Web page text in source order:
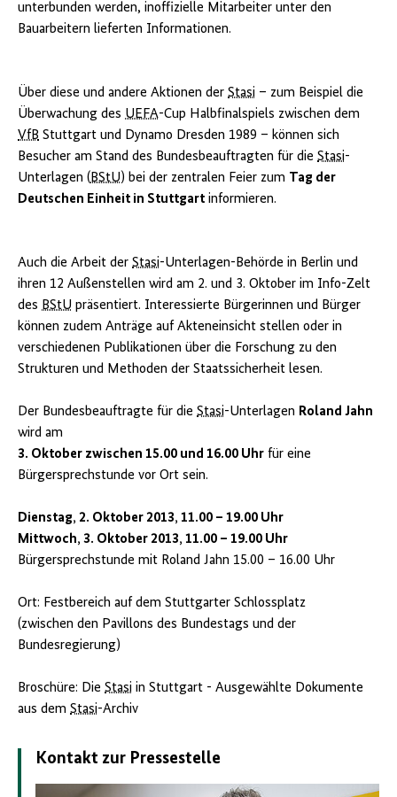
unterbunden werden, inoffizielle Mitarbeiter unter den
Bauarbeitern lieferten Informationen.
Über diese und andere Aktionen der Stasi – zum Beispiel die
Überwachung des UEFA-Cup Halbfinalspiels zwischen dem
VfB Stuttgart und Dynamo Dresden 1989 – können sich
Besucher am Stand des Bundesbeauftragten für die Stasi-
Unterlagen (BStU) bei der zentralen Feier zum Tag der
Deutschen Einheit in Stuttgart informieren.
Auch die Arbeit der Stasi-Unterlagen-Behörde in Berlin und
ihren 12 Außenstellen wird am 2. und 3. Oktober im Info-Zelt
des BStU präsentiert. Interessierte Bürgerinnen und Bürger
können zudem Anträge auf Akteneinsicht stellen oder in
verschiedenen Publikationen über die Forschung zu den
Strukturen und Methoden der Staatssicherheit lesen.
Der Bundesbeauftragte für die Stasi-Unterlagen Roland Jahn
wird am
3. Oktober zwischen 15.00 und 16.00 Uhr für eine
Bürgersprechstunde vor Ort sein.
Dienstag, 2. Oktober 2013, 11.00 – 19.00 Uhr
Mittwoch, 3. Oktober 2013, 11.00 – 19.00 Uhr
Bürgersprechstunde mit Roland Jahn 15.00 – 16.00 Uhr
Ort: Festbereich auf dem Stuttgarter Schlossplatz
(zwischen den Pavillons des Bundestags und der
Bundesregierung)
Broschüre: Die Stasi in Stuttgart - Ausgewählte Dokumente
aus dem Stasi-Archiv
Kontakt zur Pressestelle